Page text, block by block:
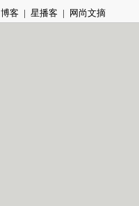
博客 | 星播客 | 网尚文摘